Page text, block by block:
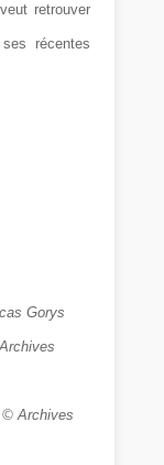
retrouver
récentes
Gorys
© Archives